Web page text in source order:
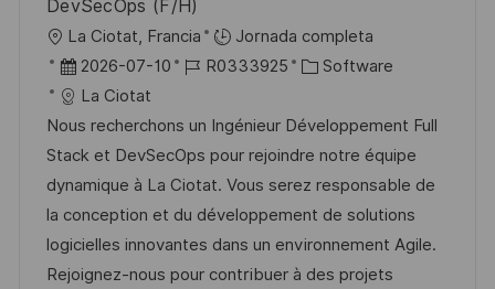
c
a
ó
DevSecOps (F/H)
U
b
c
a
c
i
ó
n
La Ciotat, Francia
Jornada completa
F
e
c
h
a
d
e
p
2026-07-10
I
d
e
e
m
p
l
R0333925
C
t
e
g
o
r
í
Software
La Ciotat
Nous recherchons un Ingénieur Développement Full
Stack et DevSecOps pour rejoindre notre équipe
dynamique à La Ciotat. Vous serez responsable de
la conception et du développement de solutions
logicielles innovantes dans un environnement Agile.
Rejoignez-nous pour contribuer à des projets